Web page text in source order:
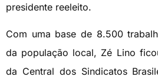
presidente reeleito.
Com uma base de 8.500
da população local, Zé Lino
da Central dos Sindicatos